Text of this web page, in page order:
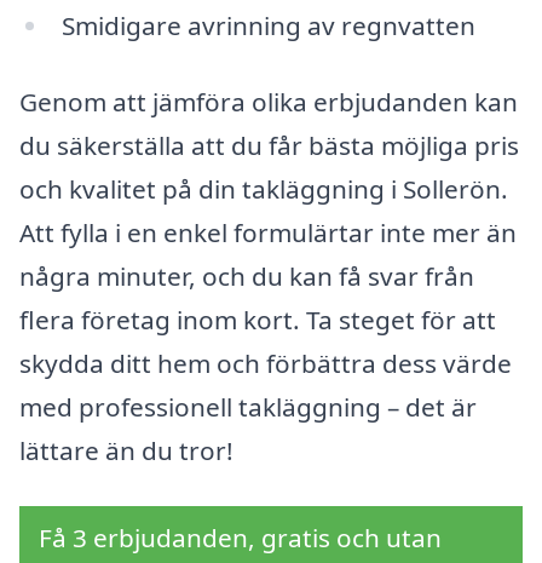
Smidigare avrinning av regnvatten
Genom att jämföra olika erbjudanden kan
du säkerställa att du får bästa möjliga pris
och kvalitet på din takläggning i Sollerön.
Att fylla i en enkel formulärtar inte mer än
några minuter, och du kan få svar från
flera företag inom kort. Ta steget för att
skydda ditt hem och förbättra dess värde
med professionell takläggning – det är
lättare än du tror!
Få 3 erbjudanden, gratis och utan